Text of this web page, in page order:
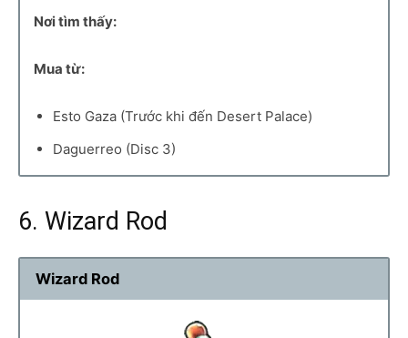
Nơi tìm thấy:
Mua từ:
Esto Gaza (Trước khi đến Desert Palace)
Daguerreo (Disc 3)
6. Wizard Rod
Wizard Rod